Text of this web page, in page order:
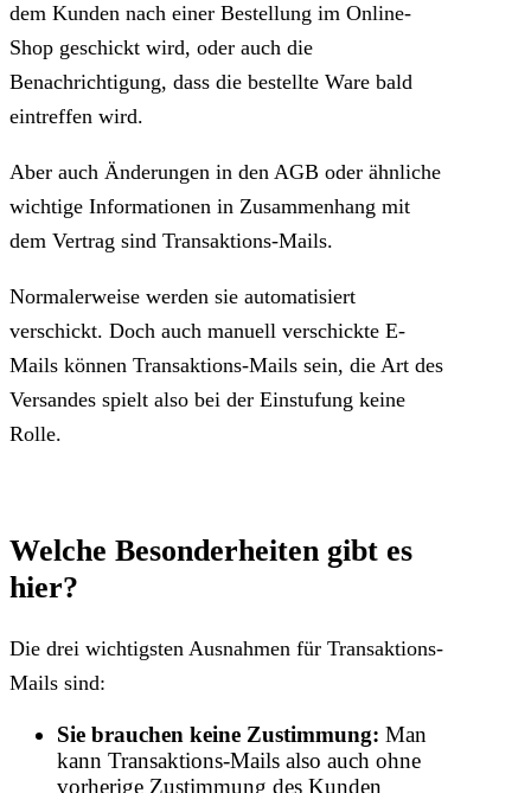
dem Kunden nach einer Bestellung im Online-
Shop geschickt wird, oder auch die
Benachrichtigung, dass die bestellte Ware bald
eintreffen wird.
Aber auch Änderungen in den AGB oder ähnliche
wichtige Informationen in Zusammenhang mit
dem Vertrag sind Transaktions-Mails.
Normalerweise werden sie automatisiert
verschickt. Doch auch manuell verschickte E-
Mails können Transaktions-Mails sein, die Art des
Versandes spielt also bei der Einstufung keine
Rolle.
Welche Besonderheiten gibt es
hier?
Die drei wichtigsten Ausnahmen für Transaktions-
Mails sind:
Sie brauchen keine Zustimmung: Man
kann Transaktions-Mails also auch ohne
vorherige Zustimmung des Kunden